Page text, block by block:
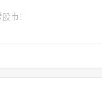
市！